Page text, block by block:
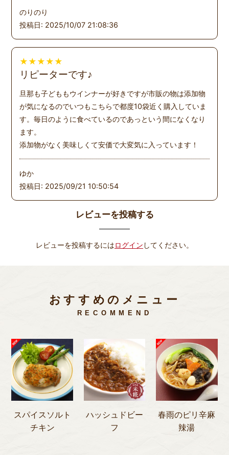
のりのり
投稿日: 2025/10/07 21:08:36
★ ★ ★ ★ ★
リピーターです♪
旦那も子どももウインナーが好きですが市販の物は添加物
が気になるのでいつもこちらで都度10袋近く購入していま
す。毎日のように食べているのであっという間になくなり
ます。
添加物がなく美味しくて安価で大変気に入っています！
ゆか
投稿日: 2025/09/21 10:50:54
レビューを投稿する
レビューを投稿するにはログイン してください。
おすすめのメニュー
RECOMMEND
スパイスソルト
チキン
ハッシュドビー
フ
春雨のピリ辛麻
辣湯